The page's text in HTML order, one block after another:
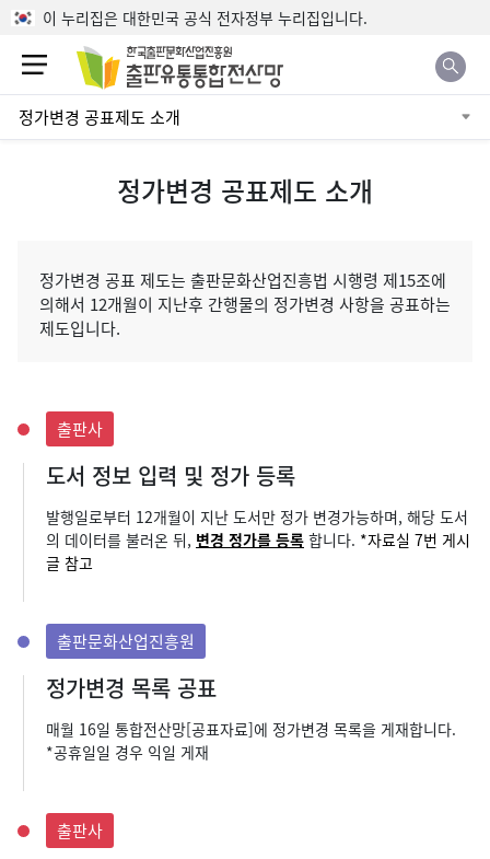
본문으로 바로가기
이 누리집은 대한민국 공식 전자정부 누리집입니다.
정가변경 공표제도 소개
정가변경 공표제도 소개
정가변경 공표 제도는 출판문화산업진흥법 시행령 제15조에
의해서 12개월이 지난후 간행물의 정가변경 사항을 공표하는
제도입니다.
출판사
도서 정보 입력 및 정가 등록
발행일로부터 12개월이 지난 도서만 정가 변경가능하며, 해당 도서
의 데이터를 불러온 뒤, 변경 정가를 등록 합니다. *자료실 7번 게시
글 참고
출판문화산업진흥원
정가변경 목록 공표
매월 16일 통합전산망[공표자료]에 정가변경 목록을 게재합니다.
*공휴일일 경우 익일 게재
출판사